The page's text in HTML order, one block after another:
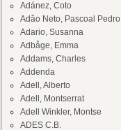
Adánez, Coto
Adâo Neto, Pascoal Pedro
Adario, Susanna
Adbåge, Emma
Addams, Charles
Addenda
Adell, Alberto
Adell, Montserrat
Adell Winkler, Montse
ADES C.B.